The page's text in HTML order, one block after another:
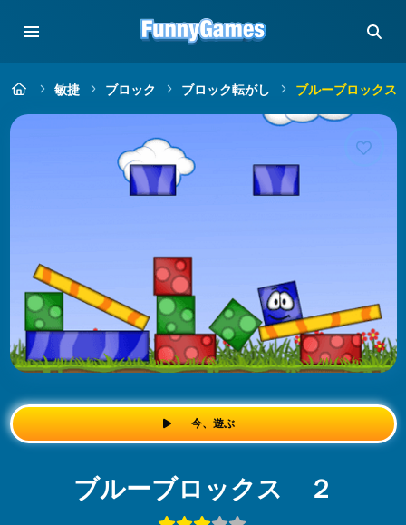
敏捷 ブロック ブロック転がし ブルーブロック
今、遊ぶ
ブルーブロックス ２